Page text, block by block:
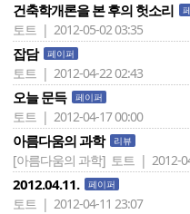
건축학개론을 본 후의 헛소리
토트 | 2012-05-02 03:35
잡담 페이퍼
토트 | 2012-04-22 02:43
오늘 문득 페이퍼
토트 | 2012-04-17 00:00
아름다움의 과학 리뷰
[아름다움의 과학] 토트 | 2012-
2012.04.11. 페이퍼
토트 | 2012-04-11 23:07